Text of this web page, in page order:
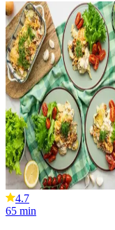
4.7
65 min